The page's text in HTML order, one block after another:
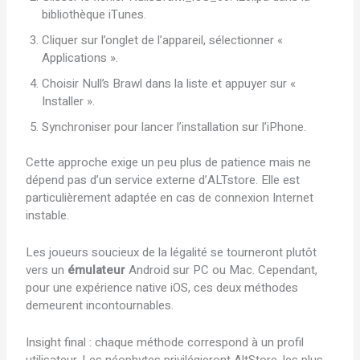
bibliothèque iTunes.
Cliquer sur l’onglet de l’appareil, sélectionner «
Applications ».
Choisir Null’s Brawl dans la liste et appuyer sur «
Installer ».
Synchroniser pour lancer l’installation sur l’iPhone.
Cette approche exige un peu plus de patience mais ne
dépend pas d’un service externe d’ALTstore. Elle est
particulièrement adaptée en cas de connexion Internet
instable.
Les joueurs soucieux de la légalité se tourneront plutôt
vers un émulateurAndroid sur PC ou Mac. Cependant,
pour une expérience native iOS, ces deux méthodes
demeurent incontournables.
Insight final : chaque méthode correspond à un profil